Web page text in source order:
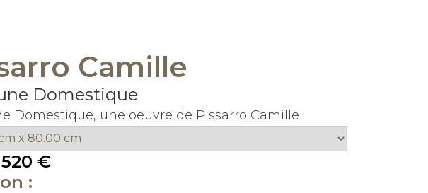
Camille
Domestique
Domestique, une oeuvre de Pissarro Camille
520 €
: